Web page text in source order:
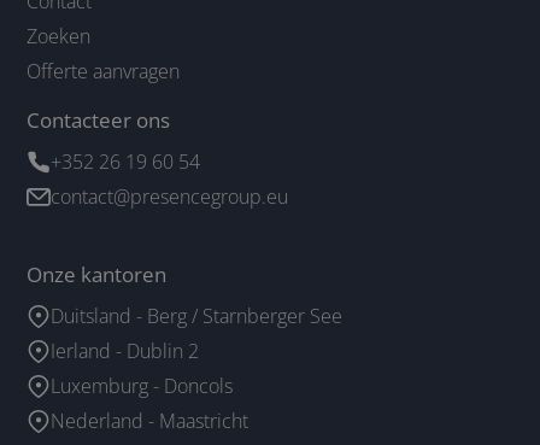
Zoeken
Offerte aanvragen
Contacteer ons
+352 26 19 60 54
contact@presencegroup.eu
Onze kantoren
Duitsland - Berg / Starnberger See
Ierland - Dublin 2
Luxemburg - Doncols
Nederland - Maastricht